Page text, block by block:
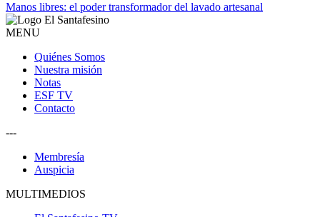
Manos libres: el poder transformador del lavado artesanal
MENU
Quiénes Somos
Nuestra misión
Notas
ESF TV
Contacto
---
Membresía
Auspicia
MULTIMEDIOS